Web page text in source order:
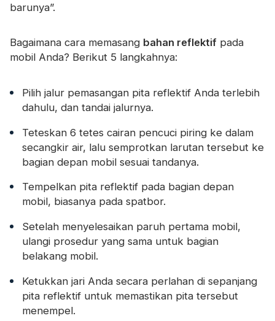
barunya”.
Bagaimana cara memasang bahan reflektif pada
mobil Anda? Berikut 5 langkahnya:
Pilih jalur pemasangan pita reflektif Anda terlebih
dahulu, dan tandai jalurnya.
Teteskan 6 tetes cairan pencuci piring ke dalam
secangkir air, lalu semprotkan larutan tersebut ke
bagian depan mobil sesuai tandanya.
Tempelkan pita reflektif pada bagian depan
mobil, biasanya pada spatbor.
Setelah menyelesaikan paruh pertama mobil,
ulangi prosedur yang sama untuk bagian
belakang mobil.
Ketukkan jari Anda secara perlahan di sepanjang
pita reflektif untuk memastikan pita tersebut
menempel.